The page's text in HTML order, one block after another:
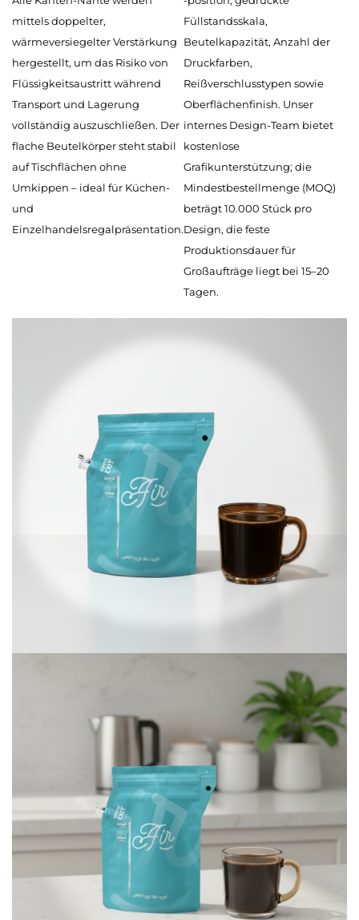
mittels doppelter,
wärmeversiegelter Verstärkung
hergestellt, um das Risiko von
Flüssigkeitsaustritt während
Transport und Lagerung
vollständig auszuschließen. Der
flache Beutelkörper steht stabil
auf Tischflächen ohne
Umkippen – ideal für Küchen-
und
Einzelhandelsregalpräsentation.
Füllstandsskala,
Beutelkapazität, Anzahl der
Druckfarben,
Reißverschlusstypen sowie
Oberflächenfinish. Unser
internes Design-Team bietet
kostenlose
Grafikunterstützung; die
Mindestbestellmenge (MOQ)
beträgt 10.000 Stück pro
Design, die feste
Produktionsdauer für
Großaufträge liegt bei 15–20
Tagen.